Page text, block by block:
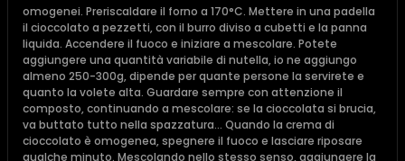
omogenei. Preriscaldare il forno a 170°C. Mettere in una padella
il cioccolato a pezzetti, con il burro diviso a cubetti e la panna
liquida. Accendere il fuoco e iniziare a mescolare. Potete
aggiungere una quantità variabile di nutella, io ne aggiungo
almeno 250-300g, dipende per quante persone la servirete e
quanto la volete alta. Guardare sempre con attenzione il
composto, continuando a mescolare: se la cioccolata si brucia,
va buttato tutto nella spazzatura... Quando la crema di
cioccolato è omogenea, spegnere il fuoco e lasciare riposare
qualche minuto. Mescolando nello stesso senso, aggiungere la